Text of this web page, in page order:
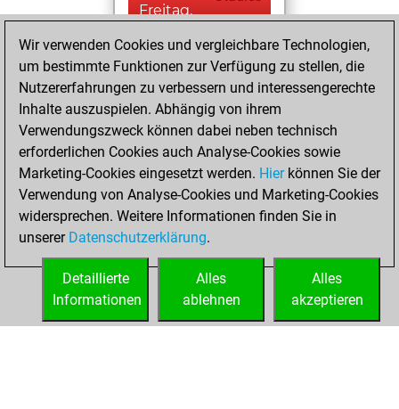
Freitag,
You played 3
blitz games
Play
You scored +1
=0 -2 in blitz
Sonntag, Januar
3, 2021
You created
your Fritz account
Wir verwenden Cookies und vergleichbare Technologien,
um bestimmte Funktionen zur Verfügung zu stellen, die
Nutzererfahrungen zu verbessern und interessengerechte
Inhalte auszuspielen. Abhängig von ihrem
Verwendungszweck können dabei neben technisch
erforderlichen Cookies auch Analyse-Cookies sowie
Marketing-Cookies eingesetzt werden. Hierkönnen Sie der
Verwendung von Analyse-Cookies und Marketing-Cookies
widersprechen. Weitere Informationen finden Sie in
unserer Datenschutzerklärung.
Alles
akzeptieren
Alles
ablehnen
Detaillierte
Informationen